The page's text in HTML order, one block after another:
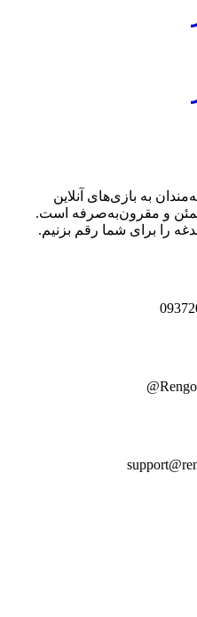
به بازی‌های آنلاین
و مقرون‌به‌صرفه است.
را برای شما رقم بزنیم.